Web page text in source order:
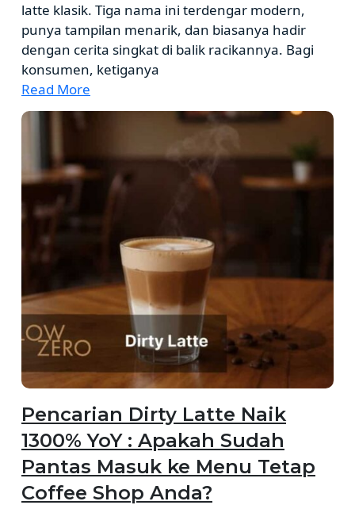
latte klasik. Tiga nama ini terdengar modern,
punya tampilan menarik, dan biasanya hadir
dengan cerita singkat di balik racikannya. Bagi
konsumen, ketiganya
Read More
Pencarian Dirty Latte Naik
1300% YoY : Apakah Sudah
Pantas Masuk ke Menu Tetap
Coffee Shop Anda?